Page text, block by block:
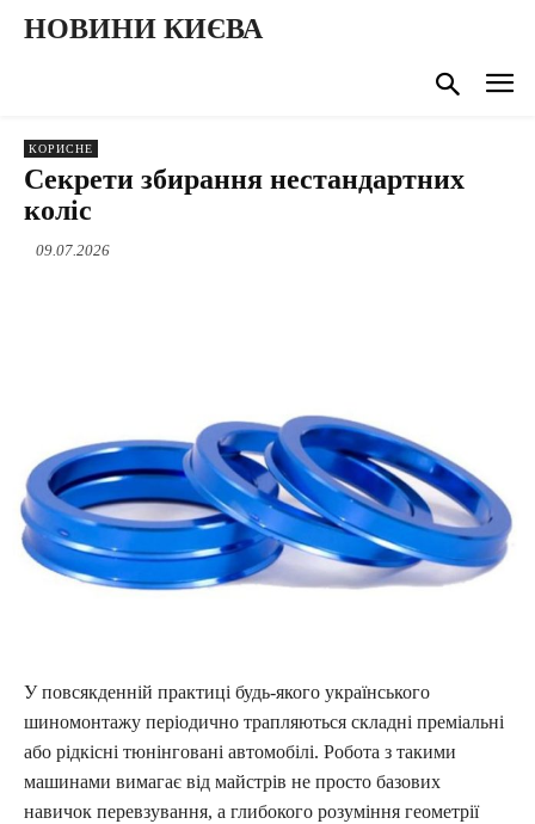
НОВИНИ КИЄВА
КОРИСНЕ
Секрети збирання нестандартних
коліс
09.07.2026
У повсякденній практиці будь-якого українського
шиномонтажу періодично трапляються складні преміальні
або рідкісні тюнінговані автомобілі. Робота з такими
машинами вимагає від майстрів не просто базових
навичок перевзування, а глибокого розуміння геометрії